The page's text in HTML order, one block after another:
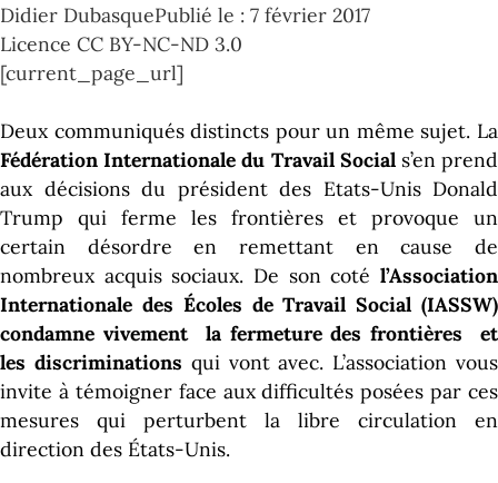
Didier DubasquePublié le : 7 février 2017
Licence CC BY-NC-ND 3.0
[current_page_url]
Deux communiqués distincts pour un même sujet. La
Fédération Internationale du Travail Socials’en prend
aux décisions du président des Etats-Unis Donald
Trump qui ferme les frontières et provoque un
certain désordre en remettant en cause de
nombreux acquis sociaux. De son coté l’Association
Internationale des Écoles de Travail Social (IASSW)
condamne vivement la fermeture des frontières et
les discriminations qui vont avec. L’association vous
invite à témoigner face aux difficultés posées par ces
mesures qui perturbent la libre circulation en
direction des États-Unis.